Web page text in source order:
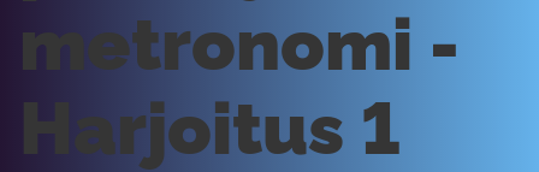
metronomi -
Harjoitus 1